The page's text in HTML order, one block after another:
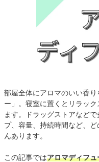
部屋全体にアロマのいい香
ー」。寝室に置くとリラッ
ます。ドラッグストアなど
プ、容量、持続時間など、
んあります。
この記事ではアロマディフ